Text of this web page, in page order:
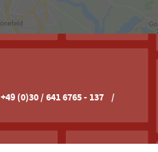
+49 (0)30 / 641 6765 - 137